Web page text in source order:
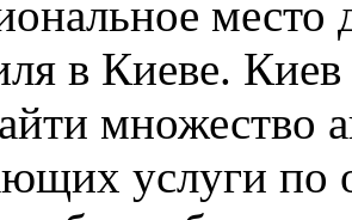
место
в Киеве.
множество
услуги по